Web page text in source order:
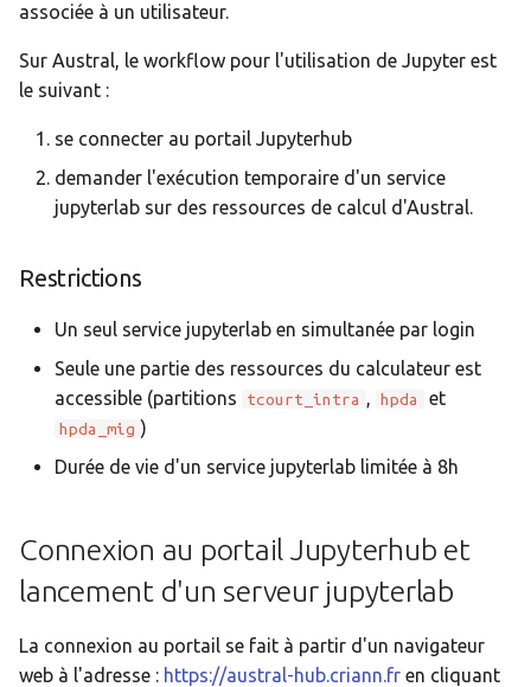
h
e
associée à un utilisateur.
Sur Austral, le workflow pour l'utilisation de Jupyter est
le suivant :
se connecter au portail Jupyterhub
demander l'exécution temporaire d'un service
jupyterlab sur des ressources de calcul d'Austral.
Restrictions
Un seul service jupyterlab en simultanée par login
Seule une partie des ressources du calculateur est
accessible (partitions
tcourt_intra , hpda et
hpda_mig )
Durée de vie d'un service jupyterlab limitée à 8h
Connexion au portail Jupyterhub et
lancement d'un serveur jupyterlab
La connexion au portail se fait à partir d'un navigateur
web à l'adresse : https://austral-hub.criann.fr en cliquant